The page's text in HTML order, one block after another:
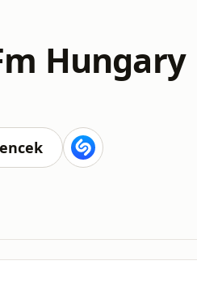
Hungary